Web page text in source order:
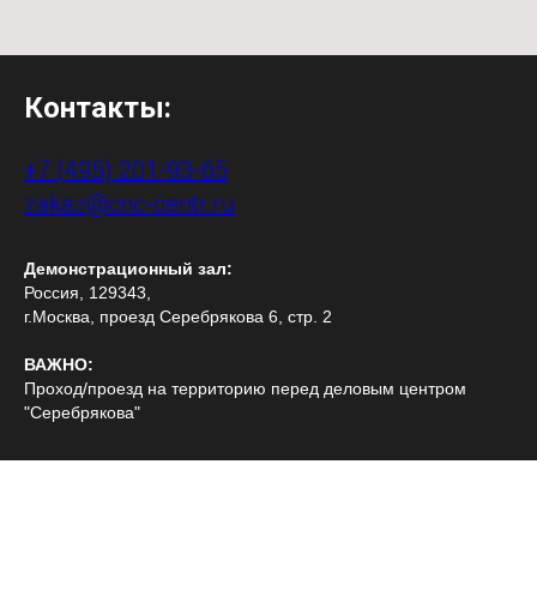
Контакты:
+7 (495) 201-93-65
zakaz@cnc-centr.ru
Демонстрационный зал:
Россия, 129343,
г.Москва, проезд Серебрякова 6, стр. 2
ВАЖНО:
Проход/проезд на территорию перед деловым центром
"Серебрякова"